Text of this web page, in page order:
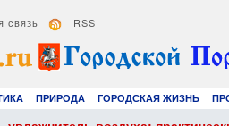
связь RSS
ПРИРОДА ГОРОДСКАЯ ЖИЗНЬ